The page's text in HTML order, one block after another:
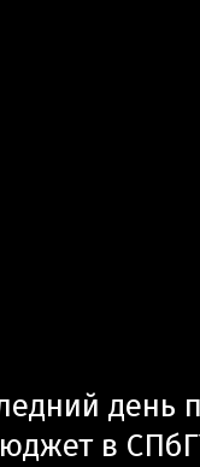
день
в